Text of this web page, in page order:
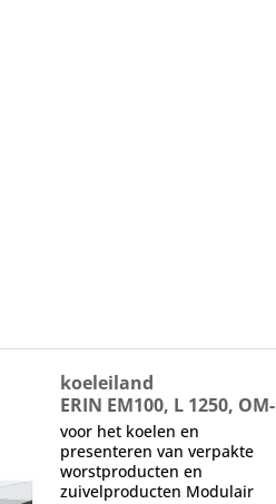
koeleiland
ERIN EM100, L 1250, OM-
R452, nachtblind
voor het koelen en
presenteren van verpakte
worstproducten en
zuivelproducten Modulair